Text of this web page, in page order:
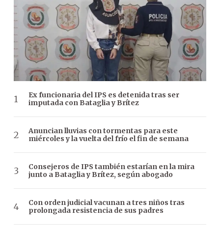
Ex funcionaria del IPS es detenida tras ser
imputada con Bataglia y Brítez
Anuncian lluvias con tormentas para este
miércoles y la vuelta del frío el fin de semana
Consejeros de IPS también estarían en la mira
junto a Bataglia y Brítez, según abogado
Con orden judicial vacunan a tres niños tras
prolongada resistencia de sus padres